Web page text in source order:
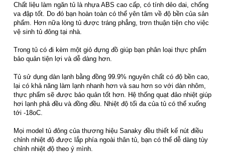
Chất liệu làm ngăn tủ là nhựa ABS cao cấp, có tính dẻo dai, chống
va đập tốt. Do đó bạn hoàn toàn có thể yên tâm về độ bền của sản
phẩm. Hơn nữa lòng tủ được tráng phẳng, trơn thuận tiện cho việc
vệ sinh tủ đông tại nhà.
Trong tủ có đi kèm một giỏ đựng đồ giúp bạn phân loại thực phẩm
bảo quản tiện lợi và dễ dàng hơn.
Tủ sử dụng dàn lạnh bằng đồng 99.9% nguyên chất có độ bền cao,
lại có khả năng làm lạnh nhanh hơn và sau hơn so với dàn nhôm,
thực phẩm sẽ được bảo quản tốt hơn. Hệ thống quạt đảo nhiệt giúp
hơi lạnh phả đều và đồng đều. Nhiệt độ tối đa của tủ có thể xuống
tới -18oC.
Mọi model tủ đông của thương hiệu Sanaky đều thiết kế nút điều
chỉnh nhiệt độ được lắp phía ngoài thân tủ, bạn có thể dễ dàng tùy
chỉnh nhiệt độ theo ý mình.